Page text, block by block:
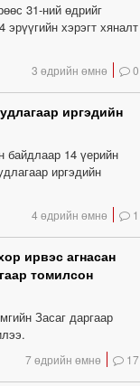
31-ний өдрийг
хэрэгт хяналт
3 өдрийн өмнө 0
иргэдийн
байдлаар 14 үерийн
иргэдийн
4 өдрийн өмнө 1
ирвэс агнасан
томилсон
Засаг даргаар
7 өдрийн өмнө 17